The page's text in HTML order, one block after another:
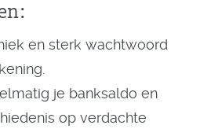
en sterk wachtwoord
je banksaldo en
op verdachte